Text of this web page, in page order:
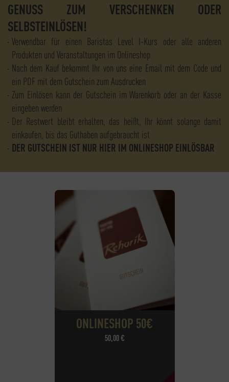
GENUSS ZUM VERSCHENKEN ODER
SELBSTEINLÖSEN!
Verwendbar für einen Baristas Level I-Kurs oder alle anderen
Produkten und Veranstaltungen im Onlineshop
Nach dem Kauf bekommt Ihr von uns eine Email mit dem Code und
ein PDF mit dem Gutschein zum Ausdrucken
Zum Einlösen kann der Gutschein im Warenkorb oder an der Kasse
eingeben werden
Der Restwert bleibt erhalten, das heißt, Ihr könnt solange damit
einkaufen, bis das Guthaben aufgebraucht ist
DER GUTSCHEIN IST NUR HIER IM ONLINESHOP EINLÖSBAR
ONLINESHOP 50€
50,00€